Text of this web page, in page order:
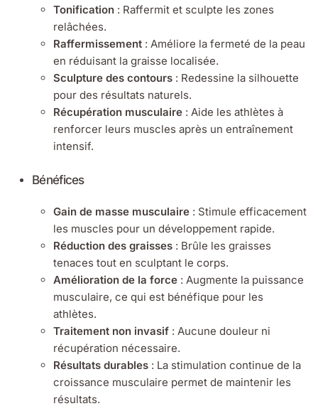
Tonification : Raffermit et sculpte les zones
relâchées.
Raffermissement : Améliore la fermeté de la peau
en réduisant la graisse localisée.
Sculpture des contours : Redessine la silhouette
pour des résultats naturels.
Récupération musculaire : Aide les athlètes à
renforcer leurs muscles après un entraînement
intensif.
Bénéfices
Gain de masse musculaire : Stimule efficacement
les muscles pour un développement rapide.
Réduction des graisses : Brûle les graisses
tenaces tout en sculptant le corps.
Amélioration de la force : Augmente la puissance
musculaire, ce qui est bénéfique pour les
athlètes.
Traitement non invasif : Aucune douleur ni
récupération nécessaire.
Résultats durables : La stimulation continue de la
croissance musculaire permet de maintenir les
résultats.